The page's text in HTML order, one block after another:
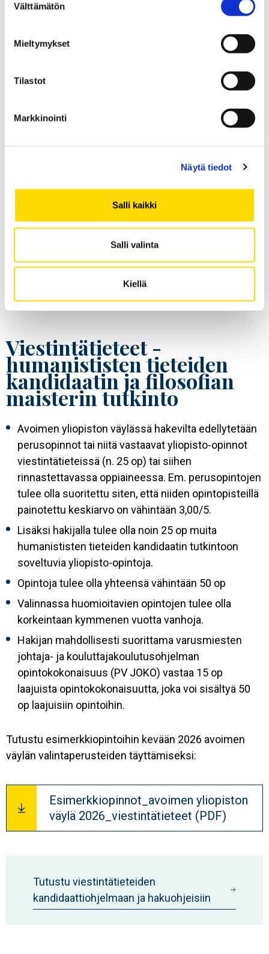
valinta
Välttämätön
Mieltymykset
Tilastot
Markkinointi
Näytä tiedot
Salli kaikki
Salli valinta
Kiellä
tai vieraan kielen opintoja sekä
perusopintojakso.
Tutustu esimerkkiopintoihin kevään 2026 avoimen
Document
Esimerkkiopinnot_avoimen yliopiston
väylä 2026_tekniikka ja tuta-
Tutustu tuotantotalouden ja
kyberjohtamisen kandidaattiohjelmaan ja
Viestintätieteet -
humanististen tieteiden
kandidaatin ja filosofian
maisterin tutkinto
Avoimen yliopiston väylässä hakevilta edellytetään
perusopinnot tai niitä vastaavat yliopisto-opinnot
viestintätieteissä (n. 25 op) tai siihen
rinnastettavassa oppiaineessa. Em. perusopintojen
tulee olla suoritettu siten, että niiden opintopisteillä
painotettu keskiarvo on vähintään 3,00/5.
Lisäksi hakijalla tulee olla noin 25 op muita
humanististen tieteiden kandidaatin tutkintoon
soveltuvia yliopisto-opintoja.
Opintoja tulee olla yhteensä vähintään 50 op
Valinnassa huomioitavien opintojen tulee olla
korkeintaan kymmenen vuotta vanhoja.
Hakijan mahdollisesti suorittama varusmiesten
johtaja- ja kouluttajakoulutusohjelman
opintokokonaisuus (PV JOKO) vastaa 15 op
laajuista opintokokonaisuutta, joka voi sisältyä 50
op laajuisiin opintoihin.
Tutustu esimerkkiopintoihin kevään 2026 avoimen
väylän valintaperusteiden täyttämiseksi:
Document
Esimerkkiopinnot_avoimen yliopiston
väylä 2026_viestintätieteet (PDF)
Tutustu viestintätieteiden
kandidaattiohjelmaan ja hakuohjeisiin